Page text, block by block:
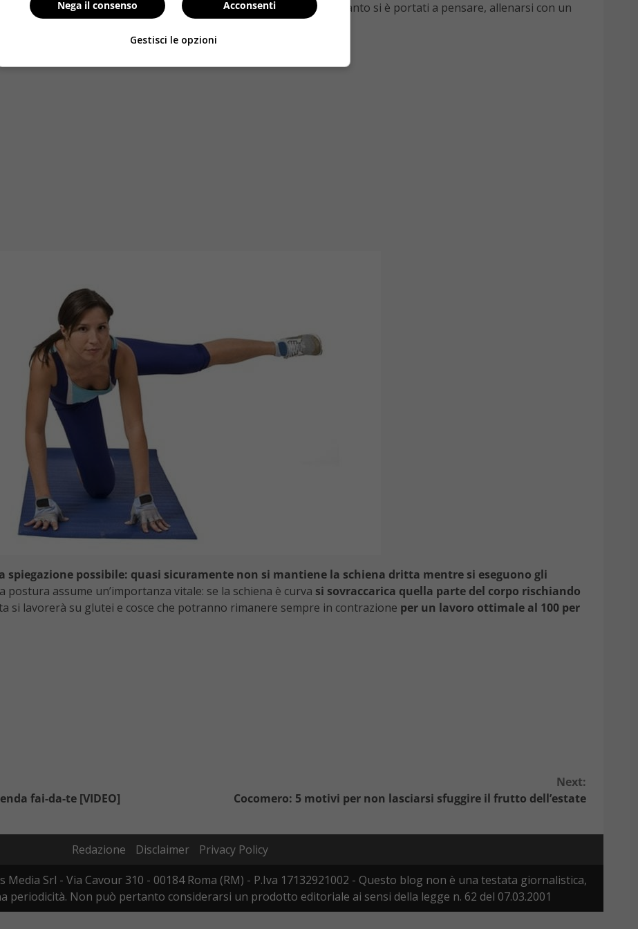
Il tutto senza porre alcun carico aggiuntivo. Al contrario di quanto si è portati a pensare, allenarsi con un
i muscoli ad ottenere i migliori benefici.
spiegazione possibile: quasi sicuramente non si mantiene la schiena dritta mentre si eseguono gli
postura assume un’importanza vitale: se la schiena è curva si sovraccarica quella parte del corpo rischiando
si lavorerà su glutei e cosce che potranno rimanere sempre in contrazione per un lavoro ottimale al 100 per
fai-da-te [VIDEO]
Next:
Cocomero: 5 motivi per non lasciarsi sfuggire il frutto dell’estate
Redazione Disclaimer
Privacy Policy
Srl - Via Cavour 310 - 00184 Roma (RM) - P.Iva 17132921002 - Questo blog non è una testata giornalistica,
periodicità. Non può pertanto considerarsi un prodotto editoriale ai sensi della legge n. 62 del 07.03.2001
Acconsenti
Nega il consenso
Gestisci le opzioni